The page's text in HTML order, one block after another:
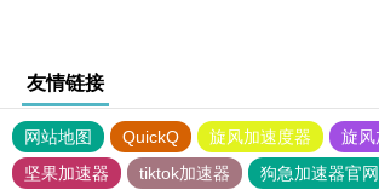
友情链接
网站地图 QuickQ 旋风加速度器
旋风
坚果加速器
tiktok加速器
狗急加速器官网